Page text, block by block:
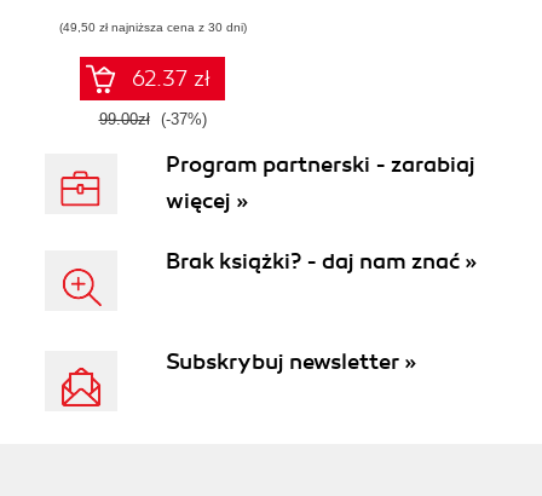
wieloagentowych
(49,50 zł najniższa cena z 30 dni)
62.37 zł
99.00zł (-37%)
Program partnerski - zarabiaj
więcej »
Brak książki? - daj nam znać »
Subskrybuj newsletter »